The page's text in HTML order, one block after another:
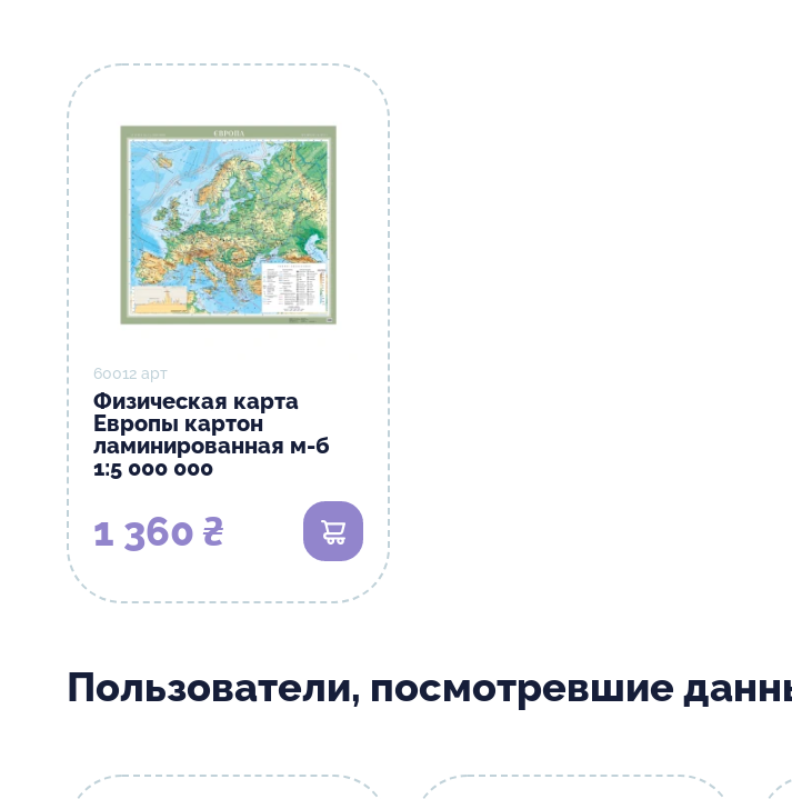
60012 арт
Физическая карта
Европы картон
ламинированная м-б
1:5 000 000
1 360 ₴ В корзину
Пользователи, посмотревшие